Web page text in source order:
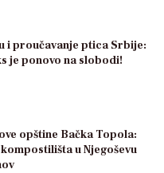
i proučavanje ptica Srbije:
je ponovo na slobodi!
opštine Bačka Topola:
u Njegoševu